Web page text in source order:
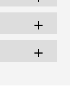
add
add